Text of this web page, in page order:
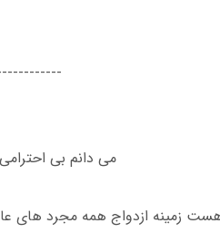
می دانم بی
شهادتش هست زمینه ازدواج همه مجرد